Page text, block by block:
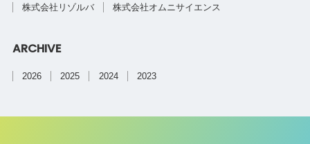
株式会社リゾルバ 株式会社オムニサイエンス
ARCHIVE
2026 2025 2024 2023